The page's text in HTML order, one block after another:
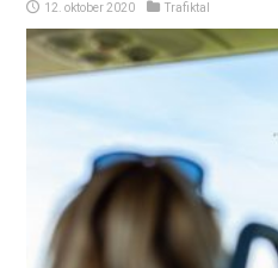
12. oktober 2020 Trafiktal